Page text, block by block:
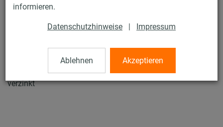
informieren.
Datenschutzhinweise | Impressum
Ablehnen Akzeptieren
MPR-Schiebemuttern Typ S+
MPR-Schiebemutter Typ S+, M10 für Profile 41/21-41/124,
verzinkt